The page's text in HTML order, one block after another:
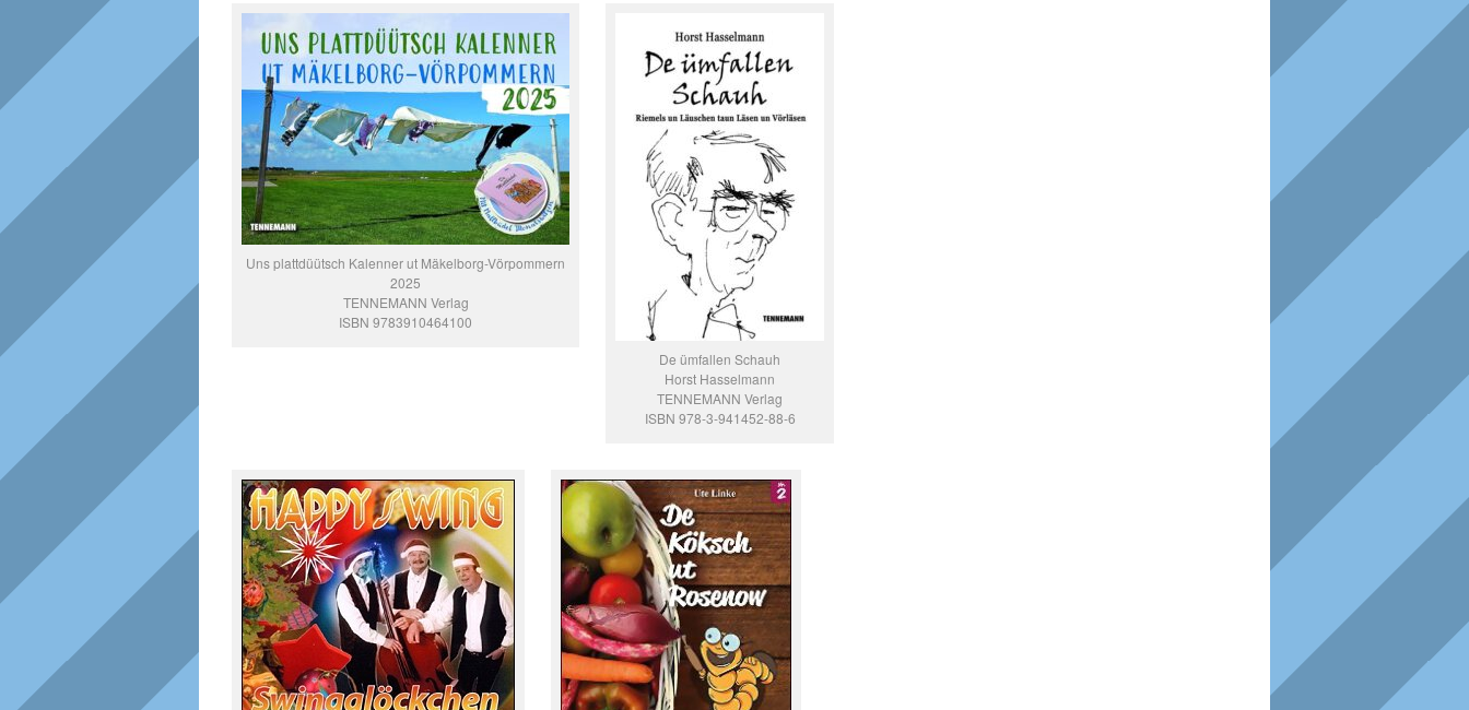
Uns plattdüütsch Kalenner ut Mäkelborg-Vörpommern
2025
TENNEMANN Verlag
ISBN 9783910464100
De ümfallen Schauh
Horst Hasselmann
TENNEMANN Verlag
ISBN 978-3-941452-88-6